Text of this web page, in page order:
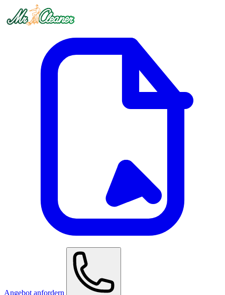
Angebot anfordern